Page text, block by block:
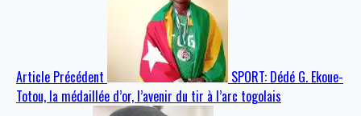
Article Précédent
SPORT: Dédé G. Ekoue-
Totou, la médaillée d’or, l’avenir du tir à l’arc togolais